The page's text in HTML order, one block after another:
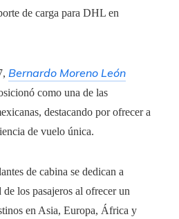
de carga para DHL en
Bernardo Moreno León
como una de las
destacando por ofrecer a
de vuelo única.
de cabina se dedican a
los pasajeros al ofrecer un
en Asia, Europa, África y